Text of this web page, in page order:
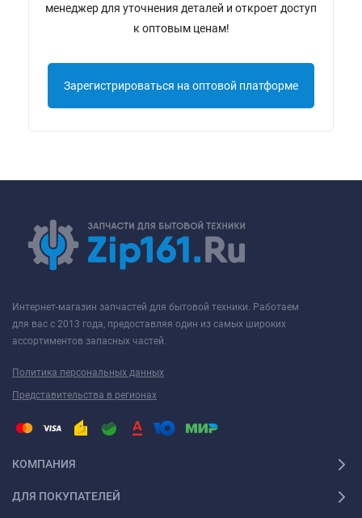
менеджер для уточнения деталей и откроет доступ
к оптовым ценам!
Зарегистрироваться на оптовой платформе
Интернет-магазин запчастей для бытовой техники. Работаем
для вас с 2013 года, предоставляя один из самых широких
ассортиментов запасных частей.
Политика персональных данных
Представительства в регионах
КОМПАНИЯ
ДЛЯ ПОКУПАТЕЛЕЙ